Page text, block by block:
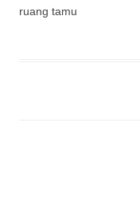
ruang tamu